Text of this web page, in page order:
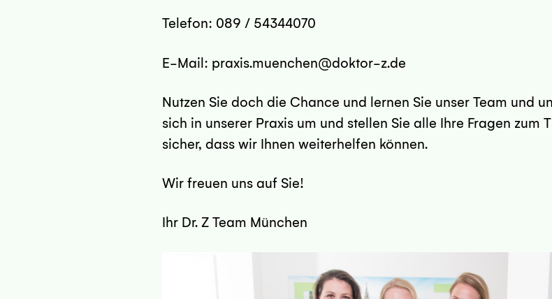
Telefon: 089 / 54344070
E-Mail: praxis.muenchen@doktor-z.de
Nutzen Sie doch die Chance und lernen Sie unser Team und
sich in unserer Praxis um und stellen Sie alle Ihre Fragen zum
sicher, dass wir Ihnen weiterhelfen können.
Wir freuen uns auf Sie!
Ihr Dr. Z Team München